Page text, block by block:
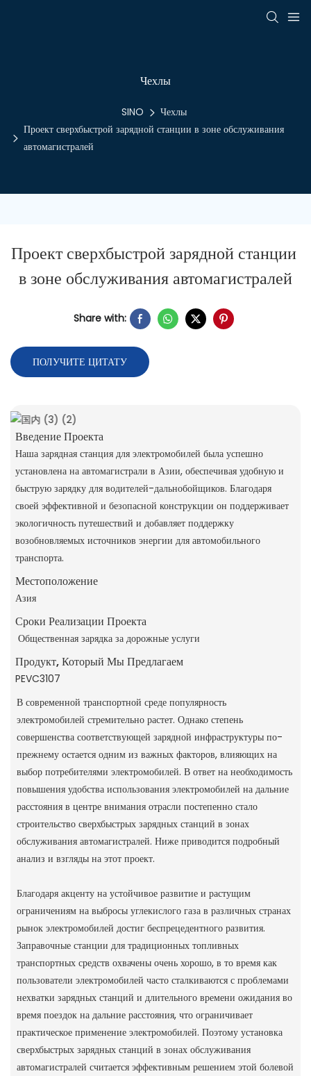
Чехлы
SINO
Чехлы
Проект сверхбыстрой зарядной станции в зоне обслуживания
автомагистралей
Проект сверхбыстрой зарядной станции
в зоне обслуживания автомагистралей
Share with:
ПОЛУЧИТЕ ЦИТАТУ
Введение Проекта
Наша зарядная станция для электромобилей была успешно
установлена ​​на автомагистрали в Азии, обеспечивая удобную и
быструю зарядку для водителей-дальнобойщиков. Благодаря
своей эффективной и безопасной конструкции он поддерживает
экологичность путешествий и добавляет поддержку
возобновляемых источников энергии для автомобильного
транспорта.
Местоположение
Азия
Сроки Реализации Проекта
Общественная зарядка за дорожные услуги
Продукт, Который Мы Предлагаем
PEVC3107
В современной транспортной среде популярность
электромобилей стремительно растет. Однако степень
совершенства соответствующей зарядной инфраструктуры по-
прежнему остается одним из важных факторов, влияющих на
выбор потребителями электромобилей. В ответ на необходимость
повышения удобства использования электромобилей на дальние
расстояния в центре внимания отрасли постепенно стало
строительство сверхбыстрых зарядных станций в зонах
обслуживания автомагистралей. Ниже приводится подробный
анализ и взгляды на этот проект.
Благодаря акценту на устойчивое развитие и растущим
ограничениям на выбросы углекислого газа в различных странах
рынок электромобилей достиг беспрецедентного развития.
Заправочные станции для традиционных топливных
транспортных средств охвачены очень хорошо, в то время как
пользователи электромобилей часто сталкиваются с проблемами
нехватки зарядных станций и длительного времени ожидания во
время поездок на дальние расстояния, что ограничивает
практическое применение электромобилей. Поэтому установка
сверхбыстрых зарядных станций в зонах обслуживания
автомагистралей считается эффективным решением этой болевой